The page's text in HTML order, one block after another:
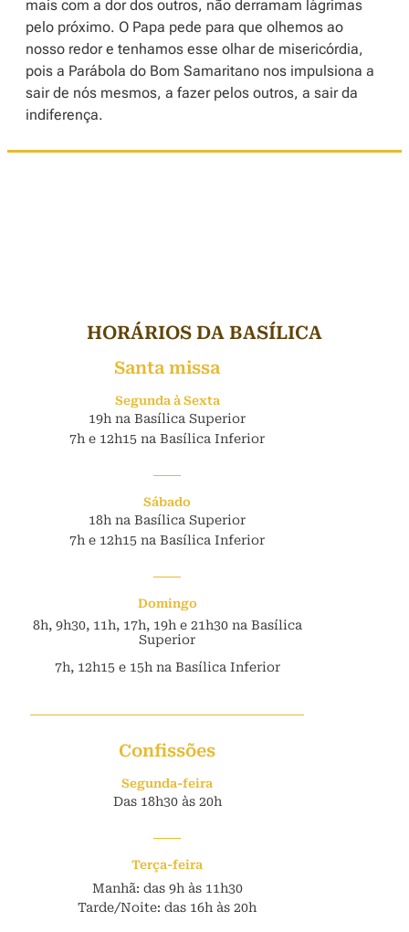
mais com a dor dos outros, não derramam lágrimas
pelo próximo. O Papa pede para que olhemos ao
nosso redor e tenhamos esse olhar de misericórdia,
pois a Parábola do Bom Samaritano nos impulsiona a
sair de nós mesmos, a fazer pelos outros, a sair da
indiferença.
HORÁRIOS DA BASÍLICA
Santa missa
Segunda à Sexta
19h na Basílica Superior
7h e 12h15 na Basílica Inferior
Sábado
18h na Basílica Superior
7h e 12h15 na Basílica Inferior
Domingo
8h, 9h30, 11h, 17h, 19h e 21h30 na Basílica
Superior
7h, 12h15 e 15h na Basílica Inferior
Confissões
Segunda-feira
Das 18h30 às 20h
Terça-feira
Manhã: das 9h às 11h30
Tarde/Noite: das 16h às 20h